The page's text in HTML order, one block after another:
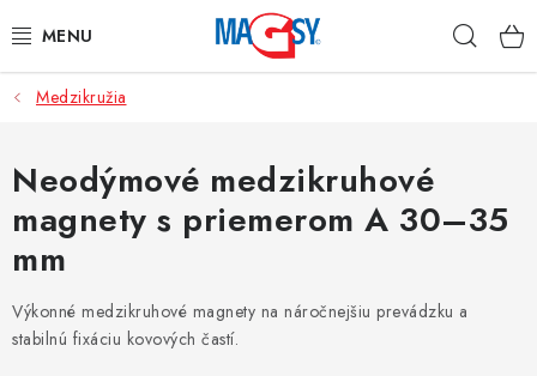
na
HLAVNÉ KATEGÓRIE
MAGNETICKÉ POMÔCKY
PRIEMYSELNÉ MAGNETY
NEREZOVÉ MATERIÁLY
Medzikružia
Neodýmové medzikruhové
magnety s priemerom A 30–35
mm
Výkonné medzikruhové magnety na náročnejšiu prevádzku a
stabilnú fixáciu kovových častí.